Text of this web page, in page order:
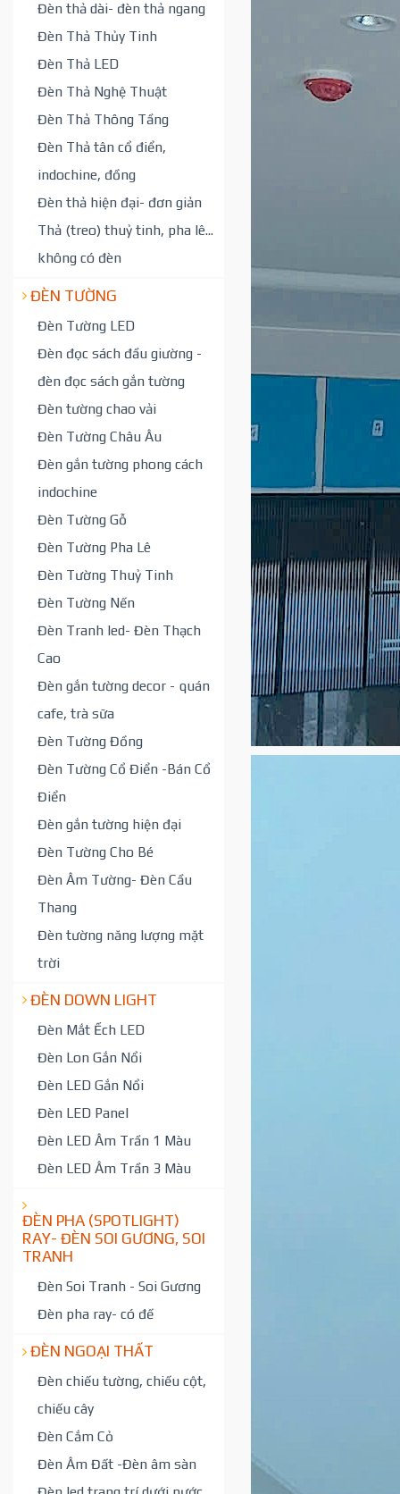
Đèn thả dài- đèn thả ngang
Đèn Thả Thủy Tinh
Đèn Thả LED
Đèn Thả Nghệ Thuật
Đèn Thả Thông Tầng
Đèn Thả tân cổ điển,
indochine, đồng
Đèn thả hiện đại- đơn giản
Thả (treo) thuỷ tinh, pha lê...
không có đèn
ĐÈN TƯỜNG
Đèn Tường LED
Đèn đọc sách đầu giường -
đèn đọc sách gắn tường
Đèn tường chao vải
Đèn Tường Châu Âu
Đèn gắn tường phong cách
indochine
Đèn Tường Gỗ
Đèn Tường Pha Lê
Đèn Tường Thuỷ Tinh
Đèn Tường Nến
Đèn Tranh led- Đèn Thạch
Cao
Đèn gắn tường decor - quán
cafe, trà sữa
Đèn Tường Đồng
Đèn Tường Cổ Điển -Bán Cổ
Điển
Đèn gắn tường hiện đại
Đèn Tường Cho Bé
Đèn Âm Tường- Đèn Cầu
Thang
Đèn tường năng lượng mặt
trời
ĐÈN DOWN LIGHT
Đèn Mắt Ếch LED
Đèn Lon Gắn Nổi
Đèn LED Gắn Nổi
Đèn LED Panel
Đèn LED Âm Trần 1 Màu
Đèn LED Âm Trần 3 Màu
ĐÈN PHA (SPOTLIGHT)
RAY- ĐÈN SOI GƯƠNG, SOI
TRANH
Đèn Soi Tranh - Soi Gương
Đèn pha ray- có đế
ĐÈN NGOẠI THẤT
Đèn chiếu tường, chiếu cột,
chiếu cây
Đèn Cắm Cỏ
Đèn Âm Đất -Đèn âm sàn